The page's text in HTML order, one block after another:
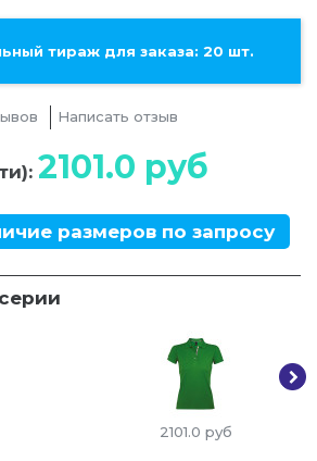
тираж для заказа: 20 шт.
Написать отзыв
2101.0 руб
размеров по запросу
2101.0 руб